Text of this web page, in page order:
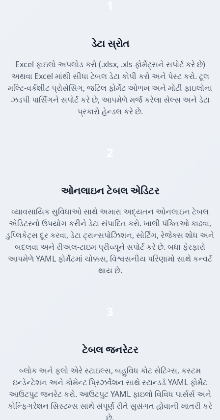
ડેટા સ્રોત
Excel ફાઇલો અપલોડ કરો (.xlsx, .xls ફોર્મેટ્સને સપોર્ટ કરે છે)
અથવા Excel માંથી સીધા ટેબલ ડેટા કોપી કરો અને પેસ્ટ કરો. ટૂલ
મલ્ટિ-વર્કશીટ પ્રોસેસિંગ, જટિલ ફોર્મેટ ઓળખ અને મોટી ફાઇલોના
ઝડપી પાર્સિંગને સપોર્ટ કરે છે, આપમેળે મર્જ કરેલા સેલ્સ અને ડેટા
પ્રકારો હેન્ડલ કરે છે.
ઓનલાઇન ટેબલ એડિટર
વ્યાવસાયિક સુવિધાઓ સાથે અમારા અદ્યતન ઓનલાઇન ટેબલ
એડિટરનો ઉપયોગ કરીને ડેટા સંપાદિત કરો. ખાલી પંક્તિઓ કાઢવા,
ડુપ્લિકેટ્સ દૂર કરવા, ડેટા ટ્રાન્સપોઝિશન, સોર્ટિંગ, રેજેક્સ શોધ અને
બદલવા અને રીઅલ-ટાઇમ પ્રીવ્યૂને સપોર્ટ કરે છે. બધા ફેરફારો
આપમેળે YAML ફોર્મેટમાં ચોક્કસ, વિશ્વસનીય પરિણામો સાથે કન્વર્ટ
થાય છે.
ટેબલ જનરેટર
બ્લોક અને ફ્લો એરે સ્ટાઇલ્સ, બહુવિધ કોટ સેટિંગ્સ, કસ્ટમ
ઇન્ડેન્ટેશન અને કોમેન્ટ પ્રિઝર્વેશન સાથે સ્ટાન્ડર્ડ YAML ફોર્મેટ
આઉટપુટ જનરેટ કરો. આઉટપુટ YAML ફાઇલો વિવિધ પાર્સર્સ અને
કોન્ફિગરેશન સિસ્ટમ્સ સાથે સંપૂર્ણ રીતે સુસંગત હોવાની ખાતરી કરે
છે.